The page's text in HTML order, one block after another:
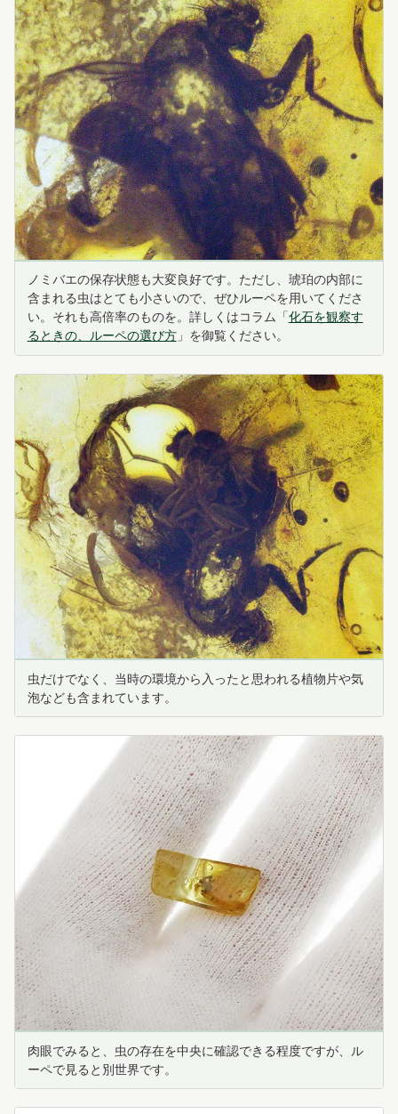
ノミバエの保存状態も大変良好です。ただし、琥珀の内部に
含まれる虫はとても小さいので、ぜひルーペを用いてくださ
い。それも高倍率のものを。詳しくはコラム「化石を観察す
るときの、ルーペの選び方」を御覧ください。
虫だけでなく、当時の環境から入ったと思われる植物片や気
泡なども含まれています。
肉眼でみると、虫の存在を中央に確認できる程度ですが、ル
ーペで見ると別世界です。